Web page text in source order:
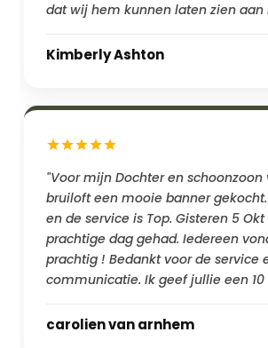
dat wij hem kunnen laten zien aan
Kimberly Ashton
"Voor mijn Dochter en schoonzoon
bruiloft een mooie banner
en de service is Top. Gisteren 5
prachtige dag gehad. Iedereen
prachtig ! Bedankt voor de service
communicatie. Ik geef jullie een 10
carolien van arnhem